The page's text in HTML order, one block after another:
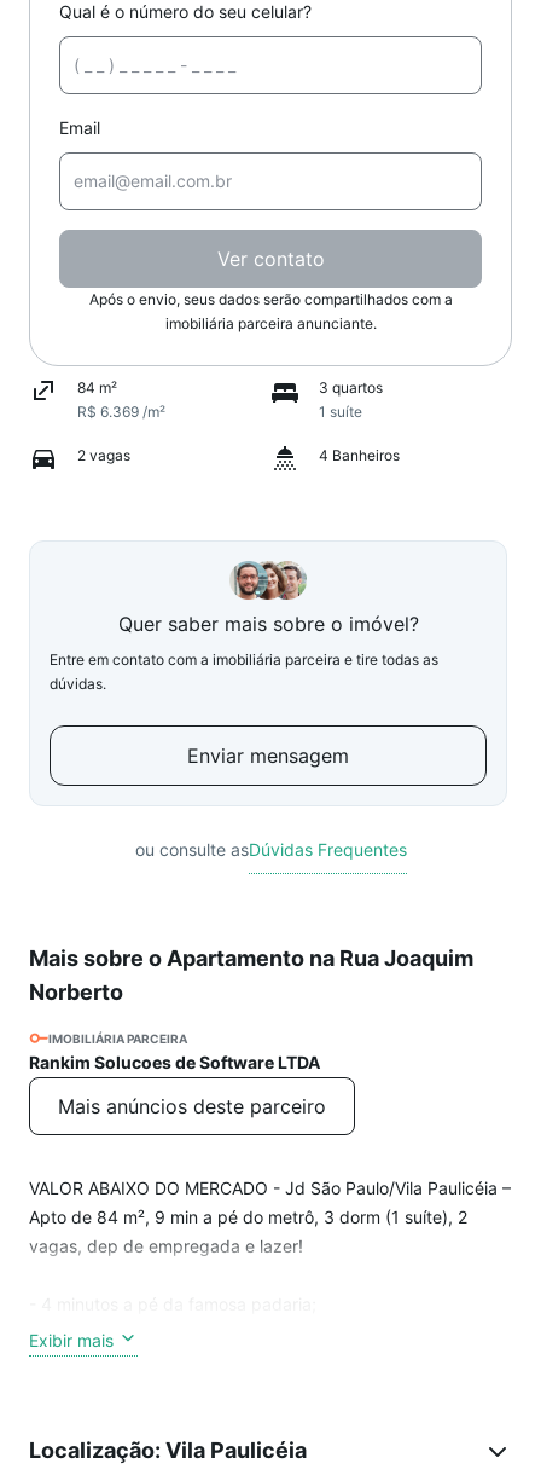
Qual é o número do seu celular?
Email
Ver contato
Após o envio, seus dados serão compartilhados com a
imobiliária parceira anunciante.
84 m²
R$ 6.369 /m²
3 quartos
1 suíte
2 vagas 4 Banheiros
Quer saber mais sobre o imóvel?
Entre em contato com a imobiliária parceira e tire todas as
dúvidas.
Enviar mensagem
ou consulte asDúvidas Frequentes
Mais sobre o Apartamento na Rua Joaquim
Norberto
IMOBILIÁRIA PARCEIRA
Rankim Solucoes de Software LTDA
Mais anúncios deste parceiro
VALOR ABAIXO DO MERCADO - Jd São Paulo/Vila Paulicéia –
Apto de 84 m², 9 min a pé do metrô, 3 dorm (1 suíte), 2
vagas, dep de empregada e lazer!
- 9 minutos a pé do metrô Jd São Paulo;
- Excelente planta, muito bem distribuída;
- Dependência de empregada (quarto + banheiro);
Exibir mais
Localização: Vila Paulicéia